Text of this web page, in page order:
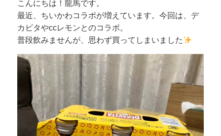
こんにちは！龍馬です。
最近、ちいかわコラボが増えています。今回は、デ
カビタやccレモンとのコラボ。
普段飲みませんが、思わず買ってしまいました